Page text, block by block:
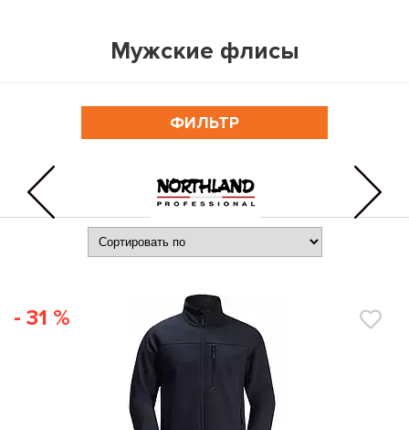
Мужские флисы
ФИЛЬТР
- 31 %